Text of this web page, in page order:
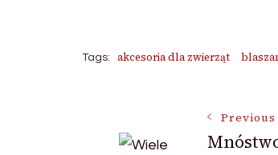
Tags: akcesoria dla zwierząt
Post